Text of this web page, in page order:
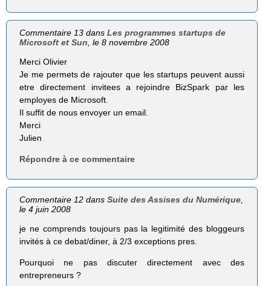
Commentaire 13 dansLes programmes startups de
Microsoft et Sun , le 8 novembre 2008
Merci Olivier
Je me permets de rajouter que les startups peuvent aussi
etre directement invitees a rejoindre BizSpark par les
employes de Microsoft.
Il suffit de nous envoyer un email.
Merci
Julien
Répondre à ce commentaire
Commentaire 12 dansSuite des Assises du Numérique
le 4 juin 2008
je ne comprends toujours pas la legitimité des bloggeurs
invités à ce debat/diner, à 2/3 exceptions pres.
Pourquoi ne pas discuter directement avec des
entrepreneurs ?